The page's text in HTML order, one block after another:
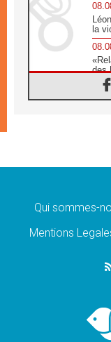
la
des
de
le
En
une
Qui sommes-
Mentions